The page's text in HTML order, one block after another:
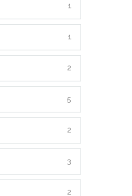
1
1
2
5
2
3
2